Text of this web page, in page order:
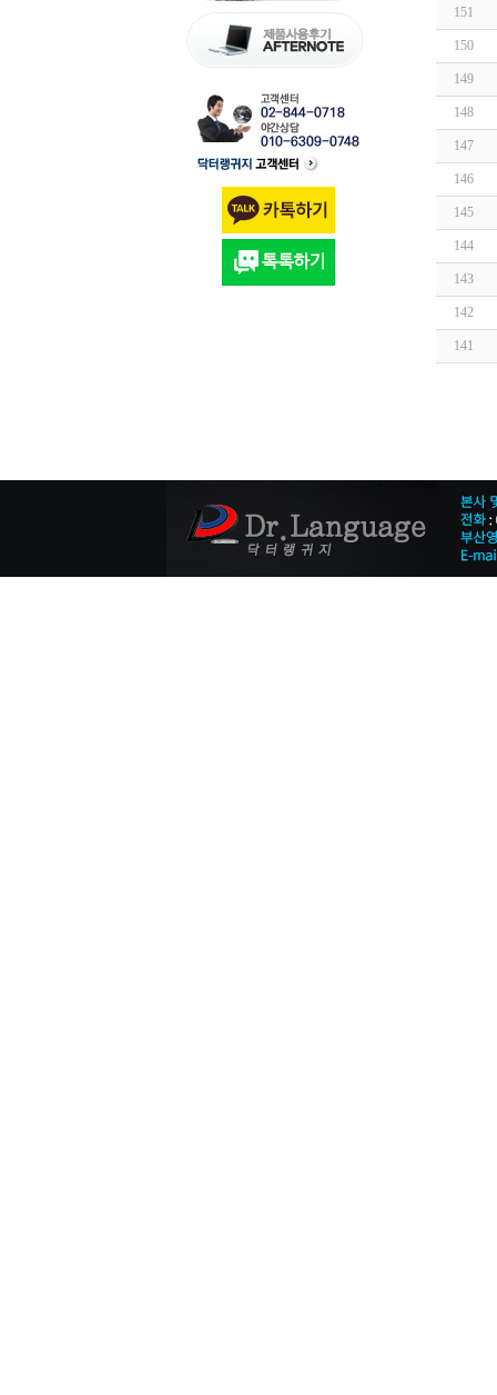
151
150
149
148
147
146
145
144
143
142
141